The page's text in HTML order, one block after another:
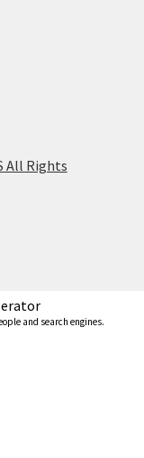
All Rights
and search engines.